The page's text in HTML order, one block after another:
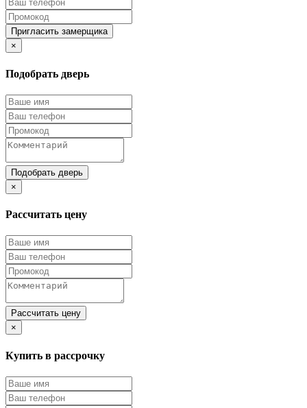
Пригласить замерщика
×
Подобрать дверь
Подобрать дверь
×
Рассчитать цену
Рассчитать цену
×
Купить в рассрочку